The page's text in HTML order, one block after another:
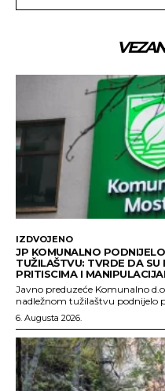
IZDVOJENO
JP KOMUNALNO
TUŽILAŠTVU: TVRDE DA SU
PRITISCIMA I
Javno preduzeće Komunalno
nadležnom tužilaštvu podnijelo
6. Augusta 2026.